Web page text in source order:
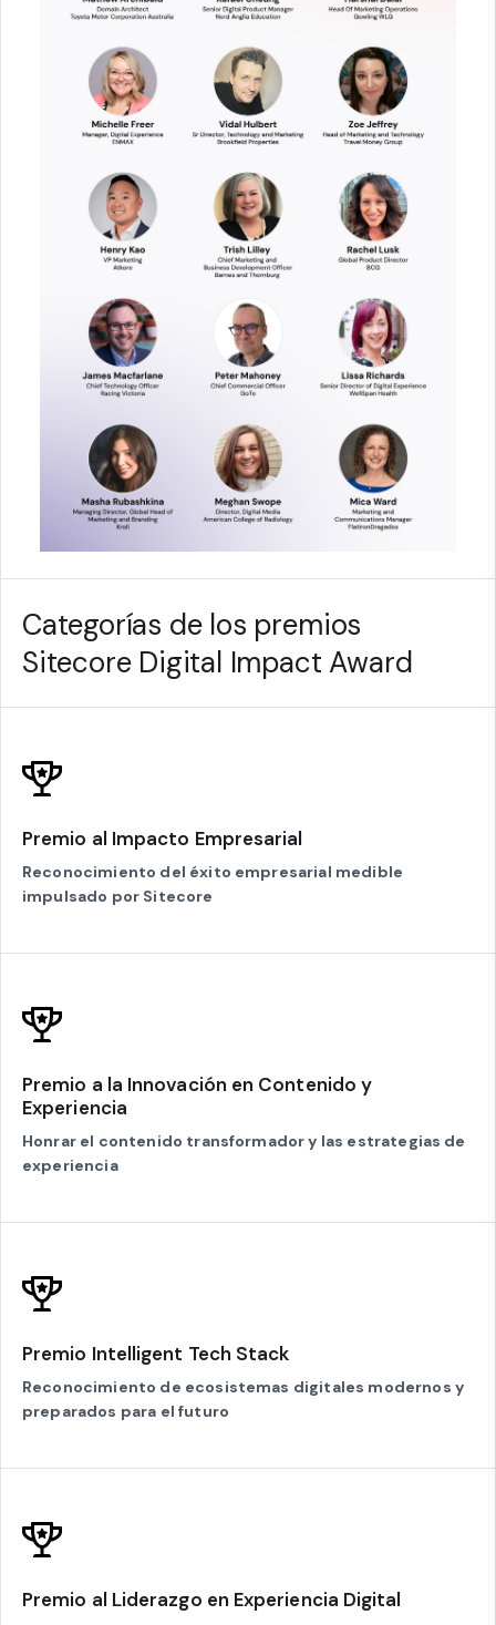
Categorías de los premios
Sitecore Digital Impact Award
Premio al Impacto Empresarial
Reconocimiento del éxito empresarial medible
impulsado por Sitecore
Premio a la Innovación en Contenido y
Experiencia
Honrar el contenido transformador y las estrategias de
experiencia
Premio Intelligent Tech Stack
Reconocimiento de ecosistemas digitales modernos y
preparados para el futuro
Premio al Liderazgo en Experiencia Digital